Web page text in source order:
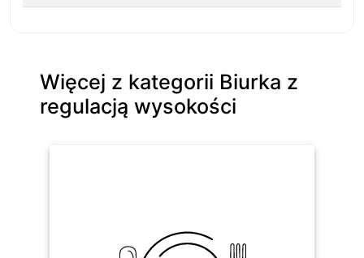
Więcej z kategorii Biurka z
regulacją wysokości